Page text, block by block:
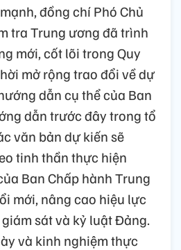
đồng chí Phó Chủ
tra Trung ương đã trình
mới, cốt lõi trong Quy
mở rộng trao đổi về dự
dẫn cụ thể của Ban
dẫn trước đây trong tổ
văn bản dự kiến sẽ
tinh thần thực hiện
Ban Chấp hành Trung
mới, nâng cao hiệu lực
sát và kỷ luật Đảng.
và kinh nghiệm thực